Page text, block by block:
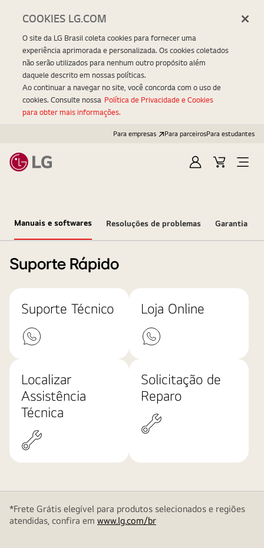
Para empresas Para parceirosPara estudantes
EntrarCarrinhoOpen
Manuais e softwares Resoluções de problemas Garantia
Suporte Rápido
Suporte Técnico Loja Online
Localizar
Assistência
Técnica
Solicitação de
Reparo
*Frete Grátis elegível para produtos selecionados e regiões
atendidas, confira em www.lg.com/br
COOKIES LG.COM
O site da LG Brasil coleta cookies para fornecer uma
experiência aprimorada e personalizada. Os cookies coletados
não serão utilizados para nenhum outro propósito além
daquele descrito em nossas políticas.
Ao continuar a navegar no site, você concorda com o uso de
cookies. Consulte nossa Política de Privacidade e Cookies
para obter mais informações.